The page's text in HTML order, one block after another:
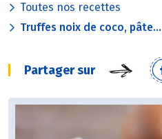
Toutes nos recettes
Truffes noix de coco, pâte...
Partager sur